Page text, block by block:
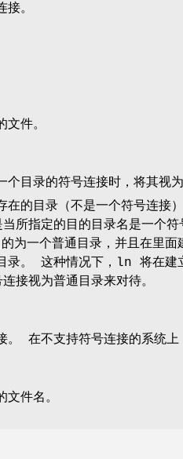
。
件。
个目录的符号连接时，将其视为
在的目录（不是一个符号连接
所指定的目的目录名是一个
为一个普通目录，并且在里面
录。 这种情况下，ln 将在建
接视为普通目录来对待。
。 在不支持符号连接的系统
件名。